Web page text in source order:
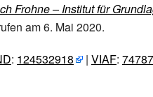
Frohne – Institut für
am 6. Mai 2020.
: 124532918 | VIAF: